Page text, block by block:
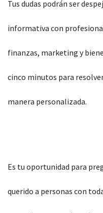
Tus dudas podrán ser
informativa con
finanzas, marketing y
cinco minutos para
manera personalizada.
Es tu oportunidad para
querido a personas con